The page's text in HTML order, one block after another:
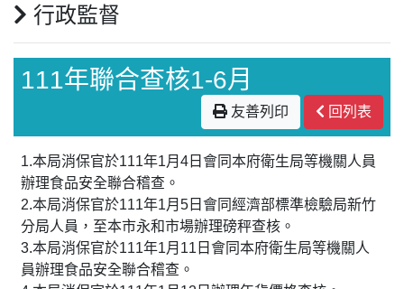
行政監督
111年聯合查核1-6月
友善列印 回列表
1.本局消保官於111年1月4日會同本府衛生局等機關人員
辦理食品安全聯合稽查。
2.本局消保官於111年1月5日會同經濟部標準檢驗局新竹
分局人員，至本市永和市場辦理磅秤查核。
3.本局消保官於111年1月11日會同本府衛生局等機關人
員辦理食品安全聯合稽查。